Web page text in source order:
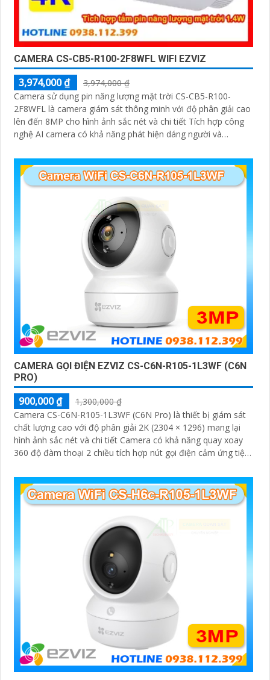
CAMERA CS-CB5-R100-2F8WFL WIFI EZVIZ
3,974,000 ₫
3,974,000 ₫
Camera sử dụng pin năng lượng mặt trời CS-CB5-R100-
2F8WFL là camera giám sát thông minh với độ phân giải cao
lên đến 8MP cho hình ảnh sắc nét và chi tiết Tích hợp công
nghệ AI camera có khả năng phát hiện dáng người và
bỉ chống nước IP65 phù hợp lắp đặt trong mọi điều kiện thời
tiết. Camera An Ninh CS-CB5-R100-2F8WFL có khả năng còi
hú, đèn chớp báo động, Wifi Không Dây, chức năng AI deep
learning phân biệt người & phương tiện
CAMERA GỌI ĐIỆN EZVIZ CS-C6N-R105-1L3WF (C6N
PRO)
900,000 ₫
1,300,000 ₫
Camera CS-C6N-R105-1L3WF (C6N Pro) là thiết bị giám sát
chất lượng cao với độ phân giải 2K (2304 × 1296) mang lại
hình ảnh sắc nét và chi tiết Camera có khả năng quay xoay
360 độ đàm thoại 2 chiều tích hợp nút gọi điện cảm ứng tiện
được trang bị công nghệ phát hiện chuyển động thông minh
tăng cường an ninh cho không gian của bạn. Loại Camera
quan sát Wifi Không Dây CS-C6N-R105-1L3WF 3